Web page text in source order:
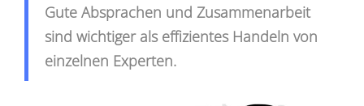
Gute Absprachen und Zusammenarbeit
sind wichtiger als effizientes Handeln von
einzelnen Experten.